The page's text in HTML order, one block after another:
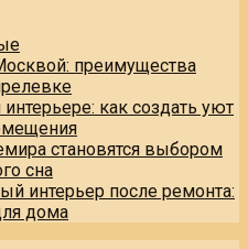
преимущества
как создать уют
становятся выбором
сна
интерьер после ремонта:
дома